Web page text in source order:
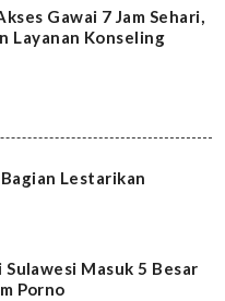
Gawai 7 Jam Sehari,
Layanan Konseling
Lestarikan
Masuk 5 Besar
Porno